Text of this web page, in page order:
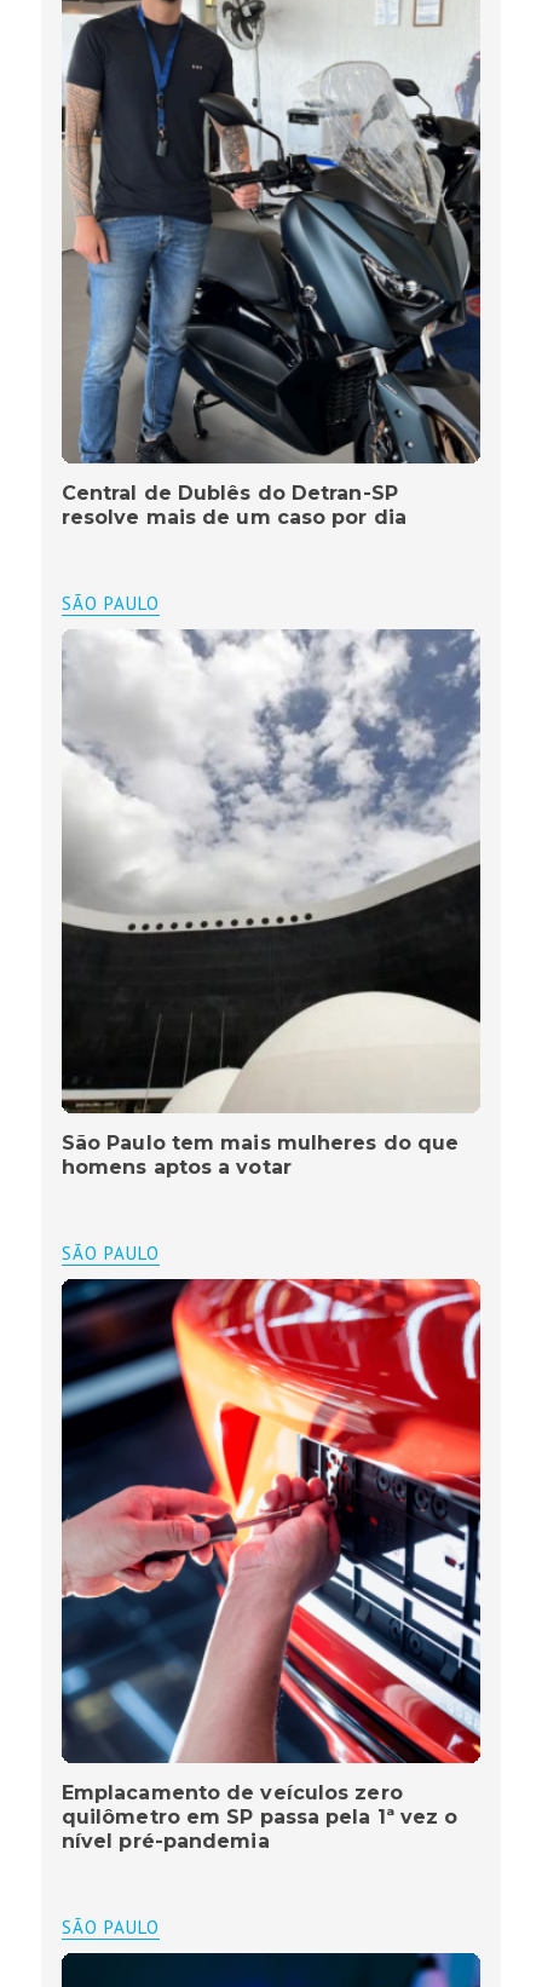
Central de Dublês do Detran-SP
resolve mais de um caso por dia
SÃO PAULO
São Paulo tem mais mulheres do que
homens aptos a votar
SÃO PAULO
Emplacamento de veículos zero
quilômetro em SP passa pela 1ª vez o
nível pré-pandemia
SÃO PAULO